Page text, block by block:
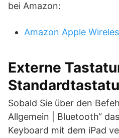
bei Amazon:
Amazon Apple
Externe
Sobald Sie über den
Allgemein | Bluetooth“
Keyboard mit dem iPad